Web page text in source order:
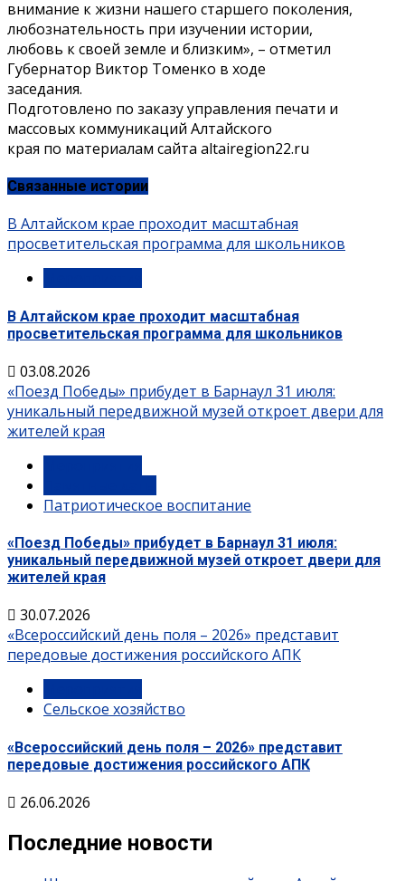
внимание к жизни нашего старшего поколения,
любознательность при изучении истории,
любовь к своей земле и близким», – отметил
Губернатор Виктор Томенко в ходе
заседания.
Подготовлено по заказу управления печати и
массовых коммуникаций Алтайского
края по материалам сайта altairegion22.ru
Связанные истории
В Алтайском крае проходит масштабная
просветительская программа для школьников
В Алтайском крае проходит масштабная
просветительская программа для школьников
03.08.2026
«Поезд Победы» прибудет в Барнаул 31 июля:
уникальный передвижной музей откроет двери для
жителей края
Патриотическое воспитание
«Поезд Победы» прибудет в Барнаул 31 июля:
уникальный передвижной музей откроет двери для
жителей края
30.07.2026
«Всероссийский день поля – 2026» представит
передовые достижения российского АПК
Сельское хозяйство
«Всероссийский день поля – 2026» представит
передовые достижения российского АПК
26.06.2026
Последние новости